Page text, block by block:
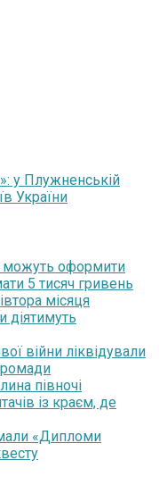
у Плужненській
України
можуть оформити
5 тисяч гривень
місяця
діятимуть
війни ліквідували
півночі
із краєм, де
«Дипломи